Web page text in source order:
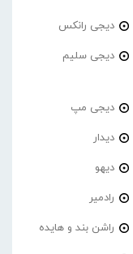
دیجی رانکس
دیجی سلیم
دیجی مپ
دیدار
دیهو
رادمیر
راشن بند و هایده